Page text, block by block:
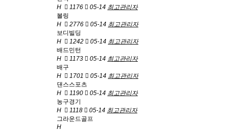
H
1176 05-14 최고관리자
볼링
H
2776 05-14 최고관리자
보디빌딩
H
1242 05-14 최고관리자
배드민턴
H
1173 05-14 최고관리자
배구
H
1701 05-14 최고관리자
댄스스포츠
H
1190 05-14 최고관리자
농구경기
H
1118 05-14 최고관리자
그라운드골프
H